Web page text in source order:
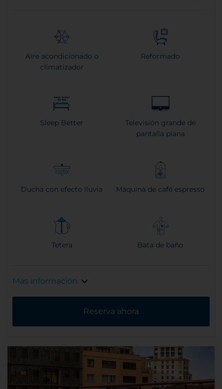
Aire acondicionado o
climatizador
Reformado
Sleep Better
Televisión grande de
pantalla plana
Ducha con efecto lluvia Máquina de café espresso
Tetera Bata de baño
Más información
Reserva ahora